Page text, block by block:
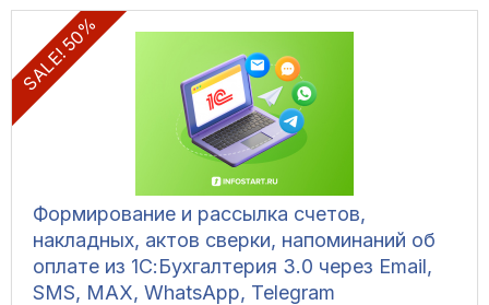
SALE! 50%
Формирование и рассылка счетов,
накладных, актов сверки, напоминаний об
оплате из 1С:Бухгалтерия 3.0 через Email,
SMS, MAX, WhatsApp, Telegram